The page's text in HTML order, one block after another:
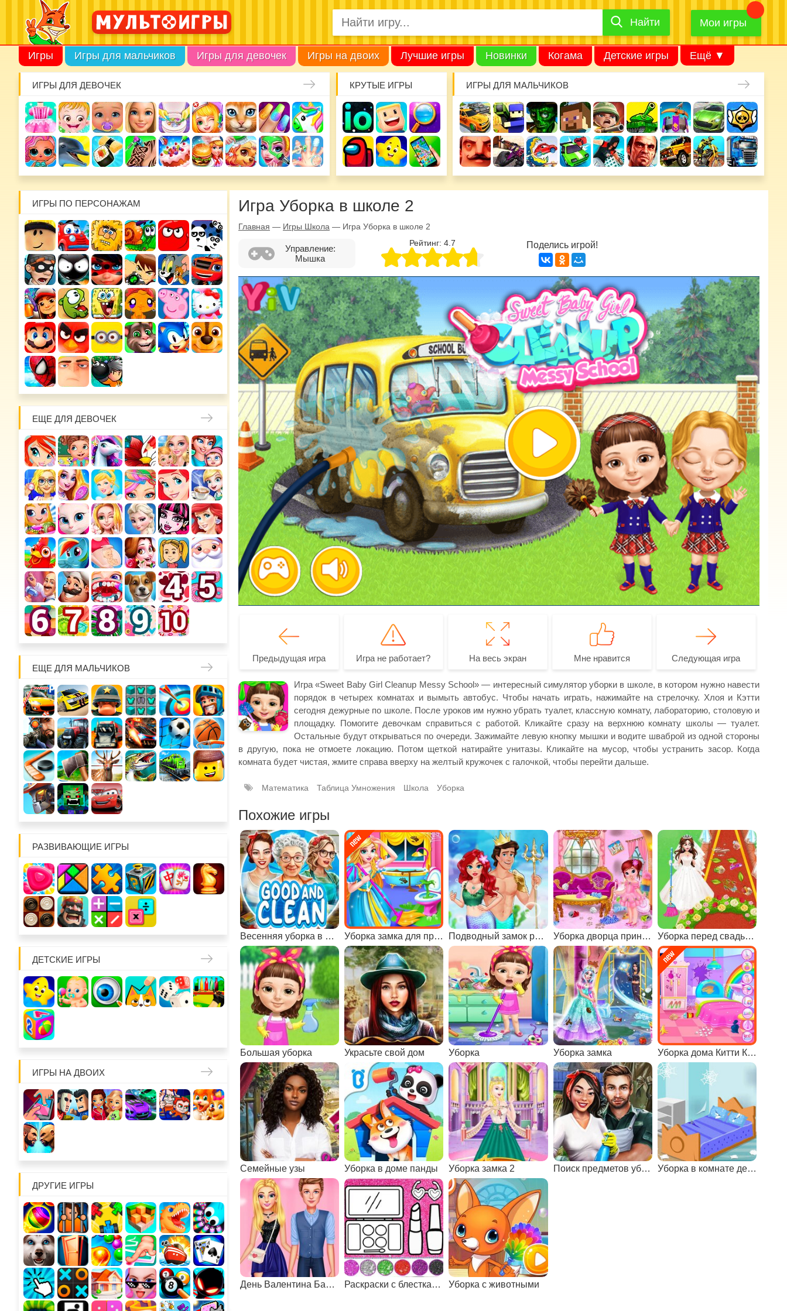
Найти
Найти Мои игры
Игры Игры для мальчиков Игры для девочек Игры на двоих Лучшие игры Новинки Когама Детские игры Ещё ▼
ИГРЫ ДЛЯ ДЕВОЧЕК КРУТЫЕ ИГРЫ ИГРЫ ДЛЯ МАЛЬЧИКОВ
ИГРЫ ПО ПЕРСОНАЖАМ
ЕЩЕ ДЛЯ ДЕВОЧЕК
ЕЩЕ ДЛЯ МАЛЬЧИКОВ
РАЗВИВАЮЩИЕ ИГРЫ
ДЕТСКИЕ ИГРЫ
ИГРЫ НА ДВОИХ
ДРУГИЕ ИГРЫ
Игра Уборка в школе 2
Главная — Игры Школа — Игра Уборка в школе 2
Управление:
Мышка
Рейтинг: 4.7 Поделись игрой!
Предыдущая игра Игра не работает? На весь экран Мне нравится Следующая игра
Игра «Sweet Baby Girl Cleanup Messy School» — интересный симулятор уборки в школе, в котором нужно навести
порядок в четырех комнатах и вымыть автобус. Чтобы начать играть, нажимайте на стрелочку. Хлоя и Кэтти
сегодня дежурные по школе. После уроков им нужно убрать туалет, классную комнату, лабораторию, столовую и
площадку. Помогите девочкам справиться с работой. Кликайте сразу на верхнюю комнату школы — туалет.
Остальные будут открываться по очереди. Зажимайте левую кнопку мышки и водите шваброй из одной стороны
в другую, пока не отмоете локацию. Потом щеткой натирайте унитазы. Кликайте на мусор, чтобы устранить засор. Когда
комната будет чистая, жмите справа вверху на желтый кружочек с галочкой, чтобы перейти дальше.
Математика Таблица Умножения Школа Уборка
Похожие игры
Весенняя уборка в доме Уборка замка для принцессы Подводный замок русалочки Уборка дворца принцессы Уборка перед свадьбой
Большая уборка Украсьте свой дом Уборка Уборка замка Уборка дома Китти Кейт
Семейные узы Уборка в доме панды Уборка замка 2 Поиск предметов уборка дома Уборка в комнате девочки
День Валентина Барби Раскраски с блестками и нейл-арт Уборка с животными